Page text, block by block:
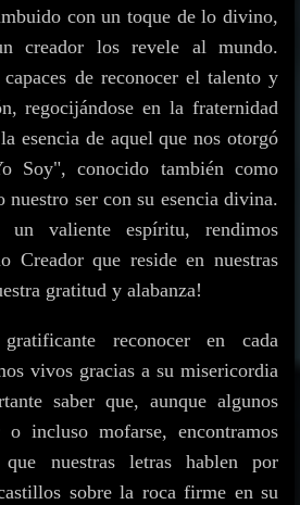
con un toque de lo divino,
creador los revele al mundo.
de reconocer el talento y
regocijándose en la fraternidad
esencia de aquel que nos otorgó
Soy", conocido también como
nuestro ser con su esencia divina.
un valiente espíritu, rendimos
Creador que reside en nuestras
gratitud y alabanza!
reconocer en cada
vivos gracias a su misericordia
saber que, aunque algunos
o incluso mofarse, encontramos
nuestras letras hablen por
sobre la roca firme en su